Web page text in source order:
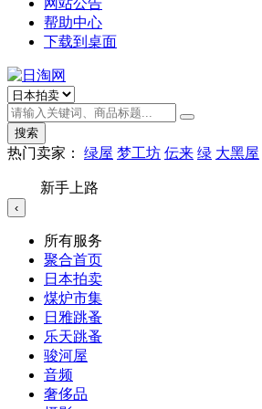
网站公告
帮助中心
下载到桌面
搜索
热门卖家： 绿屋 梦工坊 伝来 绿 大黑屋
新手上路
‹
所有服务
聚合首页
日本拍卖
煤炉市集
日雅跳蚤
乐天跳蚤
骏河屋
音频
奢侈品